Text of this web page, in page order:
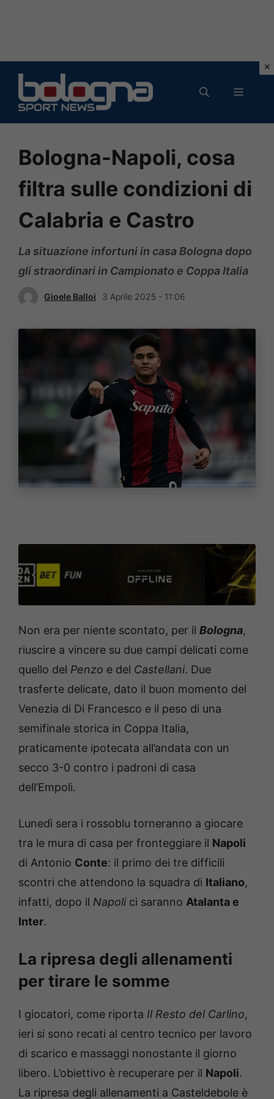
contenuto
MENU
Bologna-Napoli, cosa
filtra sulle condizioni di
Calabria e Castro
La situazione infortuni in casa Bologna dopo
gli straordinari in Campionato e Coppa Italia
Gioele Balloi 3 Aprile 2025 - 11:06
Non era per niente scontato, per il Bologna,
riuscire a vincere su due campi delicati come
quello del Penzo e del Castellani. Due
trasferte delicate, dato il buon momento del
Venezia di Di Francesco e il peso di una
semifinale storica in Coppa Italia,
praticamente ipotecata all’andata con un
secco 3-0 contro i padroni di casa
dell’Empoli.
Lunedì sera i rossoblu torneranno a giocare
tra le mura di casa per fronteggiare il Napoli
di Antonio Conte: il primo dei tre difficili
scontri che attendono la squadra di Italiano,
infatti, dopo il Napoli ci saranno Atalanta e
Inter.
La ripresa degli allenamenti
per tirare le somme
I giocatori, come riporta Il Resto del Carlino,
ieri si sono recati al centro tecnico per lavoro
di scarico e massaggi nonostante il giorno
libero. L’obiettivo è recuperare per il Napoli.
La ripresa degli allenamenti a Casteldebole è